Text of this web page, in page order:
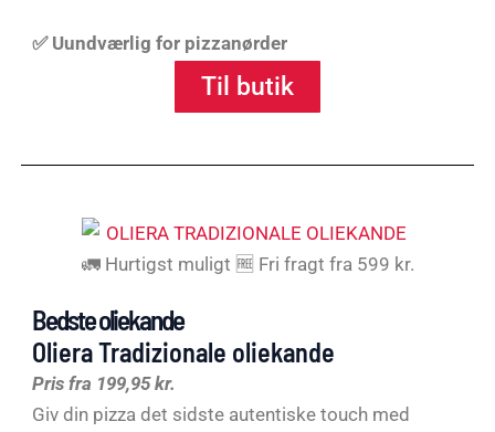
✅ Uundværlig for pizzanørder
Til butik
🚛 Hurtigst muligt 🆓 Fri fragt fra 599 kr.
Bedste oliekande
Oliera Tradizionale oliekande
Pris fra 199,95 kr.
Giv din pizza det sidste autentiske touch med